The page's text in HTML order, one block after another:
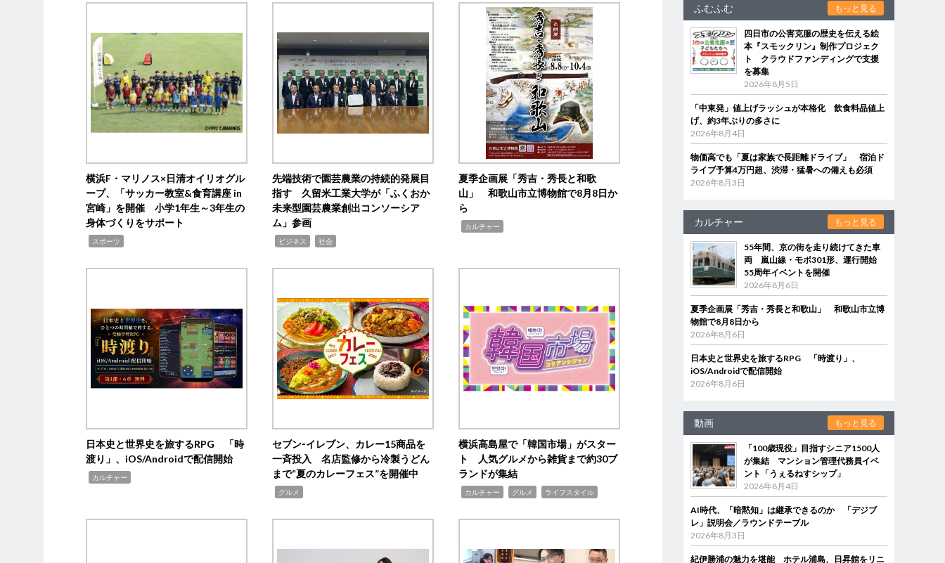
横浜F・マリノス×日清オイリオグル
ープ、「サッカー教室&食育講座 in
宮崎」を開催 小学1年生～3年生の
身体づくりをサポート
スポーツ
先端技術で園芸農業の持続的発展目
指す 久留米工業大学が「ふくおか
未来型園芸農業創出コンソーシア
ム」参画
ビジネス 社会
夏季企画展「秀吉・秀長と和歌
山」 和歌山市立博物館で8月8日か
ら
カルチャー
日本史と世界史を旅するRPG 「時
渡り」、iOS/Androidで配信開始
カルチャー
セブン‐イレブン、カレー15商品を
一斉投入 名店監修から冷製うどん
まで“夏のカレーフェス”を開催中
グルメ
横浜高島屋で「韓国市場」がスター
ト 人気グルメから雑貨まで約30ブ
ランドが集結
カルチャー グルメ ライフスタイル
ふむふむ もっと見る
四日市の公害克服の歴史を伝える絵
本『スモックリン』制作プロジェク
ト クラウドファンディングで支援
を募集
2026年8月5日
「中東発」値上げラッシュが本格化 飲食料品値上
げ、約3年ぶりの多さに
2026年8月4日
物価高でも「夏は家族で長距離ドライブ」 宿泊ド
ライブ予算4万円超、渋滞・猛暑への備えも必須
2026年8月3日
カルチャー もっと見る
55年間、京の街を走り続けてきた車
両 嵐山線・モボ301形、運行開始
55周年イベントを開催
2026年8月6日
夏季企画展「秀吉・秀長と和歌山」 和歌山市立博
物館で8月8日から
2026年8月6日
日本史と世界史を旅するRPG 「時渡り」、
iOS/Androidで配信開始
2026年8月6日
動画 もっと見る
「100歳現役」目指すシニア1500人
が集結 マンション管理代務員イベ
ント「うぇるねすシップ」
2026年8月4日
AI時代、「暗黙知」は継承できるのか 「デジブ
レ」説明会／ラウンドテーブル
2026年8月3日
紀伊勝浦の魅力を堪能 ホテル浦島、日昇館をリニ